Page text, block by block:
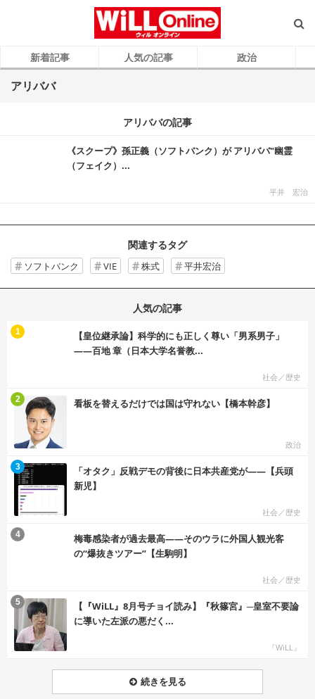
新着記事 人気の記事 政治
アリババ
アリババの記事
《スクープ》孫正義（ソフトバンク）が アリババ"幽霊
（フェイク）...
平井 宏治
関連するタグ
ソフトバンク VIE 株式 平井宏治
人気の記事
【皇位継承論】科学的にも正しく尊い「男系男子」
――百地 章（日本大学名誉教...
社会／歴史
1
看板を替えるだけでは国は守れない【橋本幹彦】
政治
2
「オタク」反戦デモの背後に日本共産党が――【兵頭
新児】
社会／歴史
3
梅毒感染者が過去最高――そのウラに外国人観光客
の“爆抜きツアー”【生駒明】
社会／歴史
4
【『WiLL』8月号チョイ読み】『秋篠宮』─皇室不要論
に導いた左派の悪だく...
『WiLL』
5
続きを見る